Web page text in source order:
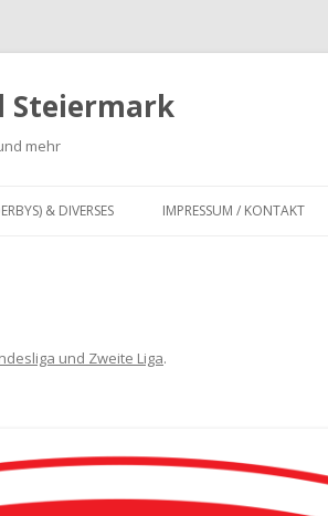
Steiermark
mehr
& DIVERSES
I
IMPRESSUM / KONTAKT
und Zweite Liga.